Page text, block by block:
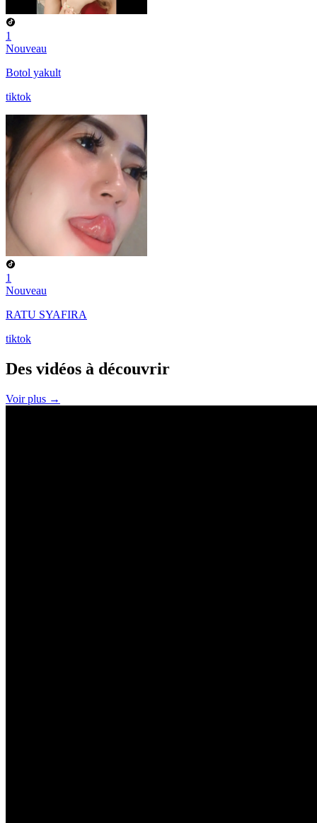
1
Nouveau
Botol yakult
tiktok
1
Nouveau
RATU SYAFIRA
tiktok
Des vidéos à découvrir
Voir plus →